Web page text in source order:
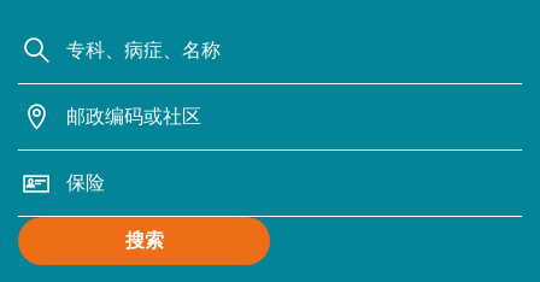
搜索